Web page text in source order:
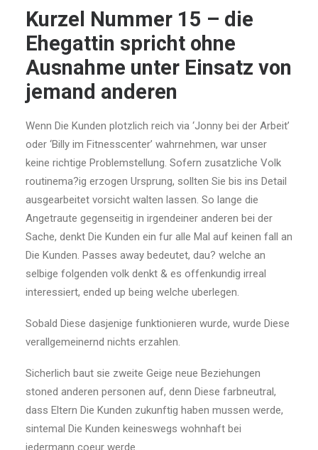
Kurzel Nummer 15 – die
Ehegattin spricht ohne
Ausnahme unter Einsatz von
jemand anderen
Wenn Die Kunden plotzlich reich via ‘Jonny bei der Arbeit’
oder ‘Billy im Fitnesscenter’ wahrnehmen, war unser
keine richtige Problemstellung. Sofern zusatzliche Volk
routinema?ig erzogen Ursprung, sollten Sie bis ins Detail
ausgearbeitet vorsicht walten lassen. So lange die
Angetraute gegenseitig in irgendeiner anderen bei der
Sache, denkt Die Kunden ein fur alle Mal auf keinen fall an
Die Kunden. Passes away bedeutet, dau? welche an
selbige folgenden volk denkt & es offenkundig irreal
interessiert, ended up being welche uberlegen.
Sobald Diese dasjenige funktionieren wurde, wurde Diese
verallgemeinernd nichts erzahlen.
Sicherlich baut sie zweite Geige neue Beziehungen
stoned anderen personen auf, denn Diese farbneutral,
dass Eltern Die Kunden zukunftig haben mussen werde,
sintemal Die Kunden keineswegs wohnhaft bei
jedermann coeur werde.